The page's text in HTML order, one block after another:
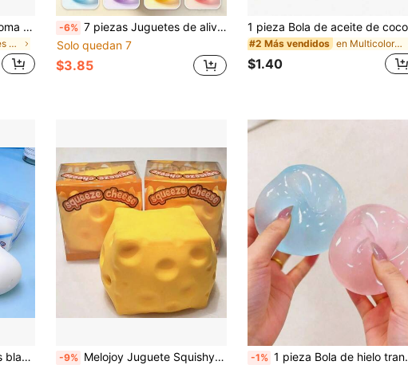
Juguete antiestrés con aroma a leche dulce de TPR suave y esponjoso con forma de dumpling, adorno divertido y lindo de 5 cm para apretar, regalo práctico y de moda, adecuado para cumpleaños, Pascua, Halloween, Navidad y varios regalos de fiesta, mejora el estado de ánimo
en Juguetes para apretar para adolescentes
-6% 7 piezas Juguetes de alivio del estrés con forma de bayas rojas suaves para apretar, Juguetes de alivio del estrés con bolas de colores suaves para apretar, que contienen cápsulas de gelatina rojas, amarillas, azules, verdes y moradas, Alivio del estrés por apretar, Regalo de cumpleaños, Relleno de bolsa de regalo - Juguetes de frutas realistas para apretar - Adecuado para adultos, adolescentes, estudiantes, decoración de escritorio de oficina, hogar, regalo divertido (Caja de regalo no incluida)
Solo quedan 7
$3.85
#2 Más vendidos en Multicolor Juguetes para apretar para adolescen
$1.40
1 pieza Juguete antiestrés blandito 2026 nuevo producto creativo de simulación de jabón para apretar, juguete sensorial ASMR antiestrés, para adultos, niñas y adolescentes, regalo de cumpleaños, vacaciones y Navidad, juguete fidget -9% Melojoy Juguete Squishy Extra Grande con Forma de Queso, Bola de Tofu Creativa Maleable de Rebote Lento, Bola de Estrés para Apretar con la Mano, Regalo Perfecto, Regalo de Cumpleaños, Regalo Ideal, Regalo Sorpresa, Regalo de Vacaciones, Regalo de Temporada -1% 1 pieza Bola de hielo transparente blandita, bola antiestrés de rebote lento, juguete para aliviar la ansiedad, juguete fidget, alivio de la presión manual, juguete de Pascua, juguete para apretar